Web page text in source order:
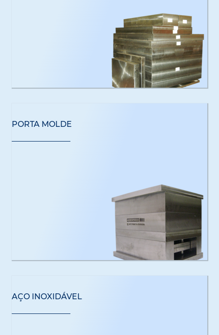
PORTA MOLDE
AÇO INOXIDÁVEL